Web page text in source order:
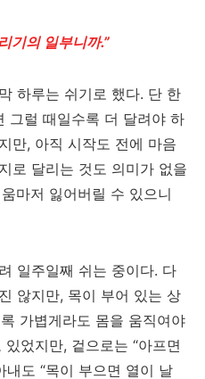
기의 일부니까.”
하루는 쉬기로 했다. 단 한
그럴 때일수록 더 달려야 하
만, 아직 시작도 전에 마음
로 달리는 것도 의미가 없을
마저 잃어버릴 수 있으니
일주일째 쉬는 중이다. 다
않지만, 목이 부어 있는 상
가볍게라도 몸을 움직여야
었지만, 겉으로는 “아프면
내도 “목이 부으면 열이 날